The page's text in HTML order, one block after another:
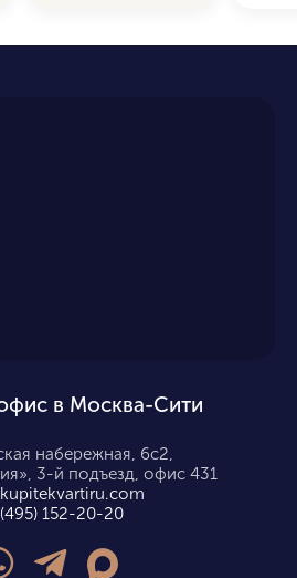
в Москва-Сити
набережная, 6с2,
3-й подъезд, офис 431
152-20-20